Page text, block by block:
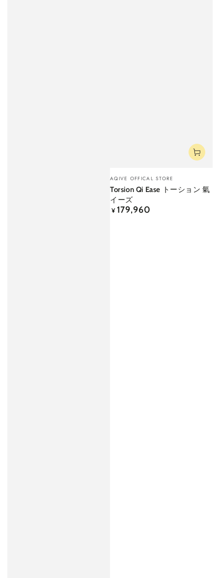
ベ
ン
ダ
ー
AQIVE OFFICAL STORE
Torsion Qi Ease トーション 氣
イーズ
定
¥ 179,960